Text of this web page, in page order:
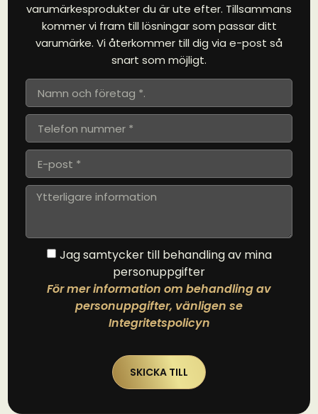
varumärkesprodukter du är ute efter. Tillsammans
kommer vi fram till lösningar som passar ditt
varumärke. Vi återkommer till dig via e-post så
snart som möjligt.
Jag samtycker till behandling av mina
personuppgifter
För mer information om behandling av
personuppgifter, vänligen se
Integritetspolicyn
SKICKA TILL